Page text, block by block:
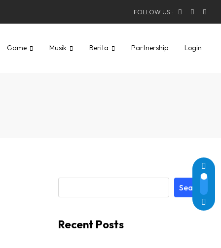
FOLLOW US :
Game Musik Berita Partnership Login
Search
Recent Posts